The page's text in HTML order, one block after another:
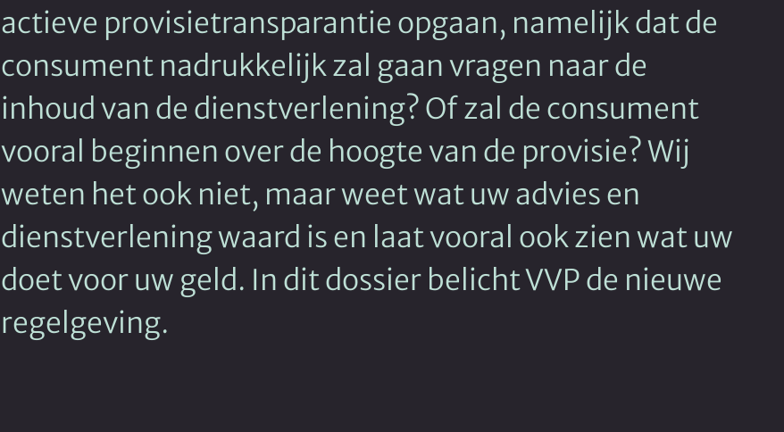
actieve provisietransparantie opgaan, namelijk dat de
consument nadrukkelijk zal gaan vragen naar de
inhoud van de dienstverlening? Of zal de consument
vooral beginnen over de hoogte van de provisie? Wij
weten het ook niet, maar weet wat uw advies en
dienstverlening waard is en laat vooral ook zien wat uw
doet voor uw geld. In dit dossier belicht VVP de nieuwe
regelgeving.